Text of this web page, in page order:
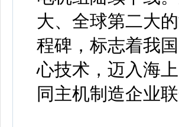
大、全球第二大
程碑，标志着我
心技术，迈入海
同主机制造企业